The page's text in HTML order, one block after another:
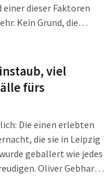
dieser Faktoren
Kein Grund, die
viel
fürs
Die einen erlebten
die sie in Leipzig
geballert wie jedes
Oliver Gebhardt